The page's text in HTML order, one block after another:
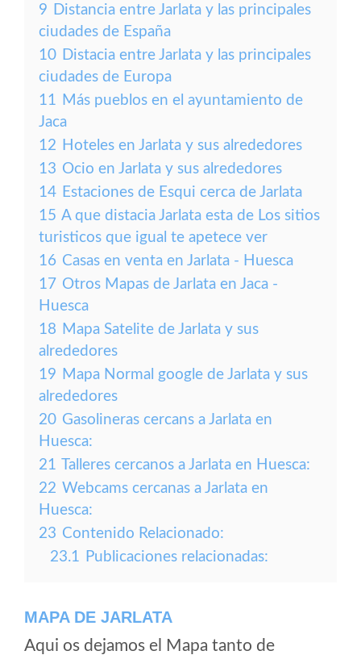
9 Distancia entre Jarlata y las principales
ciudades de España
10 Distacia entre Jarlata y las principales
ciudades de Europa
11 Más pueblos en el ayuntamiento de
Jaca
12 Hoteles en Jarlata y sus alrededores
13 Ocio en Jarlata y sus alrededores
14 Estaciones de Esqui cerca de Jarlata
15 A que distacia Jarlata esta de Los sitios
turisticos que igual te apetece ver
16 Casas en venta en Jarlata - Huesca
17 Otros Mapas de Jarlata en Jaca -
Huesca
18 Mapa Satelite de Jarlata y sus
alrededores
19 Mapa Normal google de Jarlata y sus
alrededores
20 Gasolineras cercans a Jarlata en
Huesca:
21 Talleres cercanos a Jarlata en Huesca:
22 Webcams cercanas a Jarlata en
Huesca:
23 Contenido Relacionado:
23.1 Publicaciones relacionadas:
MAPA DE JARLATA
Aqui os dejamos el Mapa tanto de